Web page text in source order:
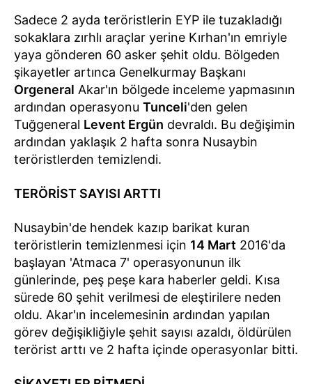
Sadece 2 ayda teröristlerin EYP ile tuzakladığı
sokaklara zırhlı araçlar yerine Kırhan'ın emriyle
yaya gönderen 60 asker şehit oldu. Bölgeden
şikayetler artınca Genelkurmay Başkanı
Orgeneral Akar'ın bölgede inceleme yapmasının
ardından operasyonu Tunceli'den gelen
Tuğgeneral Levent Ergün devraldı. Bu değişimin
ardından yaklaşık 2 hafta sonra Nusaybin
teröristlerden temizlendi.
TERÖRİST SAYISI ARTTI
Nusaybin'de hendek kazıp barikat kuran
teröristlerin temizlenmesi için 14 Mart 2016'da
başlayan 'Atmaca 7' operasyonunun ilk
günlerinde, peş peşe kara haberler geldi. Kısa
sürede 60 şehit verilmesi de eleştirilere neden
oldu. Akar'ın incelemesinin ardından yapılan
görev değişikliğiyle şehit sayısı azaldı, öldürülen
terörist arttı ve 2 hafta içinde operasyonlar bitti.